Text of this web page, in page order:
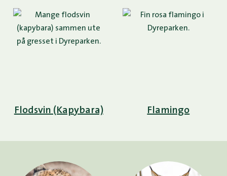
Flodsvin (Kapybara) Flamingo